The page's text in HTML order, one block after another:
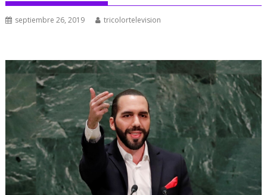
septiembre 26, 2019 tricolortelevision